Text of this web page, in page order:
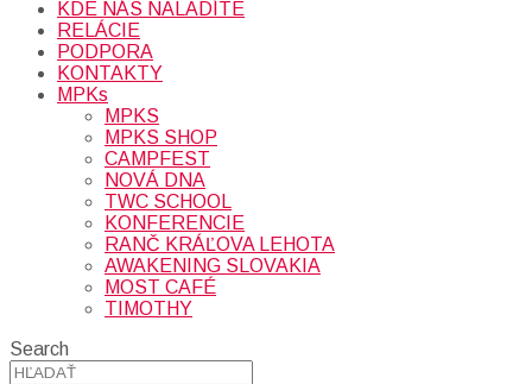
KDE NÁS NALADÍTE
RELÁCIE
PODPORA
KONTAKTY
MPKs
MPKS
MPKS SHOP
CAMPFEST
NOVÁ DNA
TWC SCHOOL
KONFERENCIE
RANČ KRÁĽOVA LEHOTA
AWAKENING SLOVAKIA
MOST CAFÉ
TIMOTHY
Search